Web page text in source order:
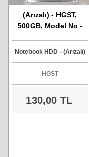
(Arızalı) - HGST,
500GB, Model No -
HTD545050A7E380
Notebook HDD - (Arızalı)
HGST
130,00 TL